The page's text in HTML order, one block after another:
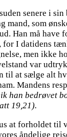
senere i sin
mand, som
Han må have
for I datidens
men ikke
var
til at sælge alt
Mandens
han bedrøvet
19,21).
at forholdet til
åndelige